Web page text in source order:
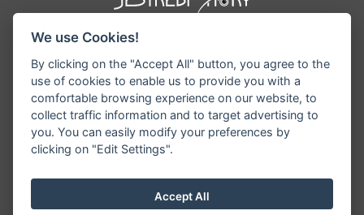
©1996 - 2026 Všechna práva vyhrazena serveru
zveřejňovaných informací a vyhrazuje si právo
We use Cookies!
By clicking on the "Accept All" button, you agree to the
use of cookies to enable us to provide you with a
comfortable browsing experience on our website, to
collect traffic information and to target advertising to
you. You can easily modify your preferences by
clicking on "Edit Settings".
Accept All